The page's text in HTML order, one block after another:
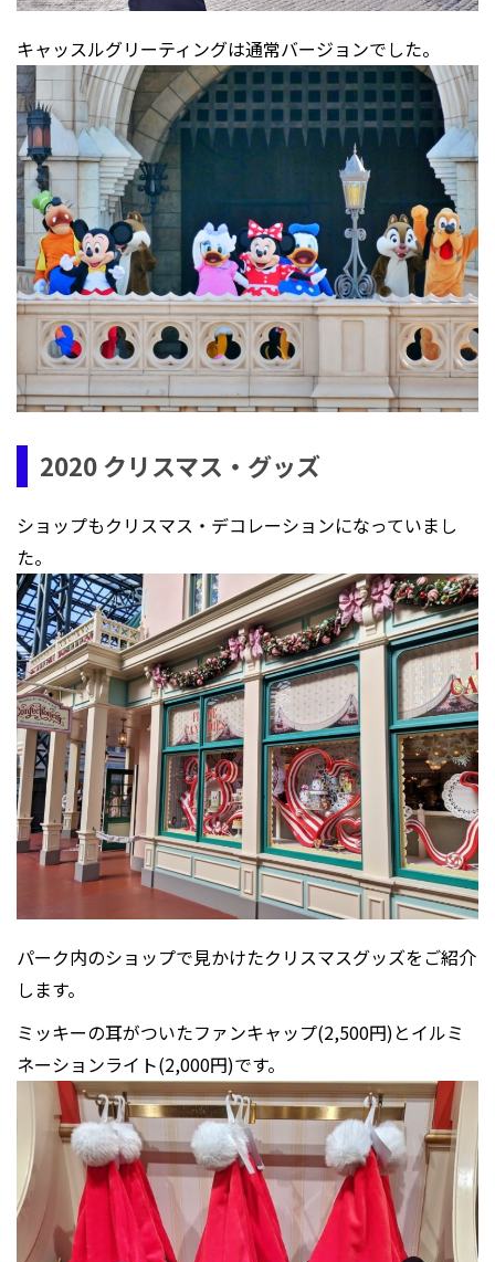
キャッスルグリーティングは通常バージョンでした。
2020 クリスマス・グッズ
ショップもクリスマス・デコレーションになっていまし
た。
パーク内のショップで見かけたクリスマスグッズをご紹介
します。
ミッキーの耳がついたファンキャップ(2,500円)とイルミ
ネーションライト(2,000円)です。